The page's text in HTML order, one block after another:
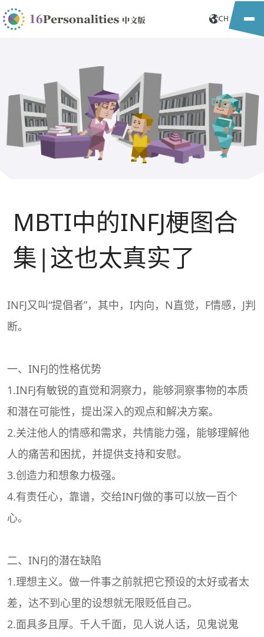
MBTI中的INFJ梗图合
集|这也太真实了
INFJ又叫“提倡者”，其中，I内向，N直觉，F情感，J判
断。
一、INFJ的性格优势
1.INFJ有敏锐的直觉和洞察力，能够洞察事物的本质
和潜在可能性，提出深入的观点和解决方案。
2.关注他人的情感和需求，共情能力强，能够理解他
人的痛苦和困扰，并提供支持和安慰。
3.创造力和想象力极强。
4.有责任心，靠谱，交给INFJ做的事可以放一百个
心。
二、INFJ的潜在缺陷
1.理想主义。做一件事之前就把它预设的太好或者太
差，达不到心里的设想就无限贬低自己。
2.面具多且厚。千人千面，见人说人话，见鬼说鬼
CH